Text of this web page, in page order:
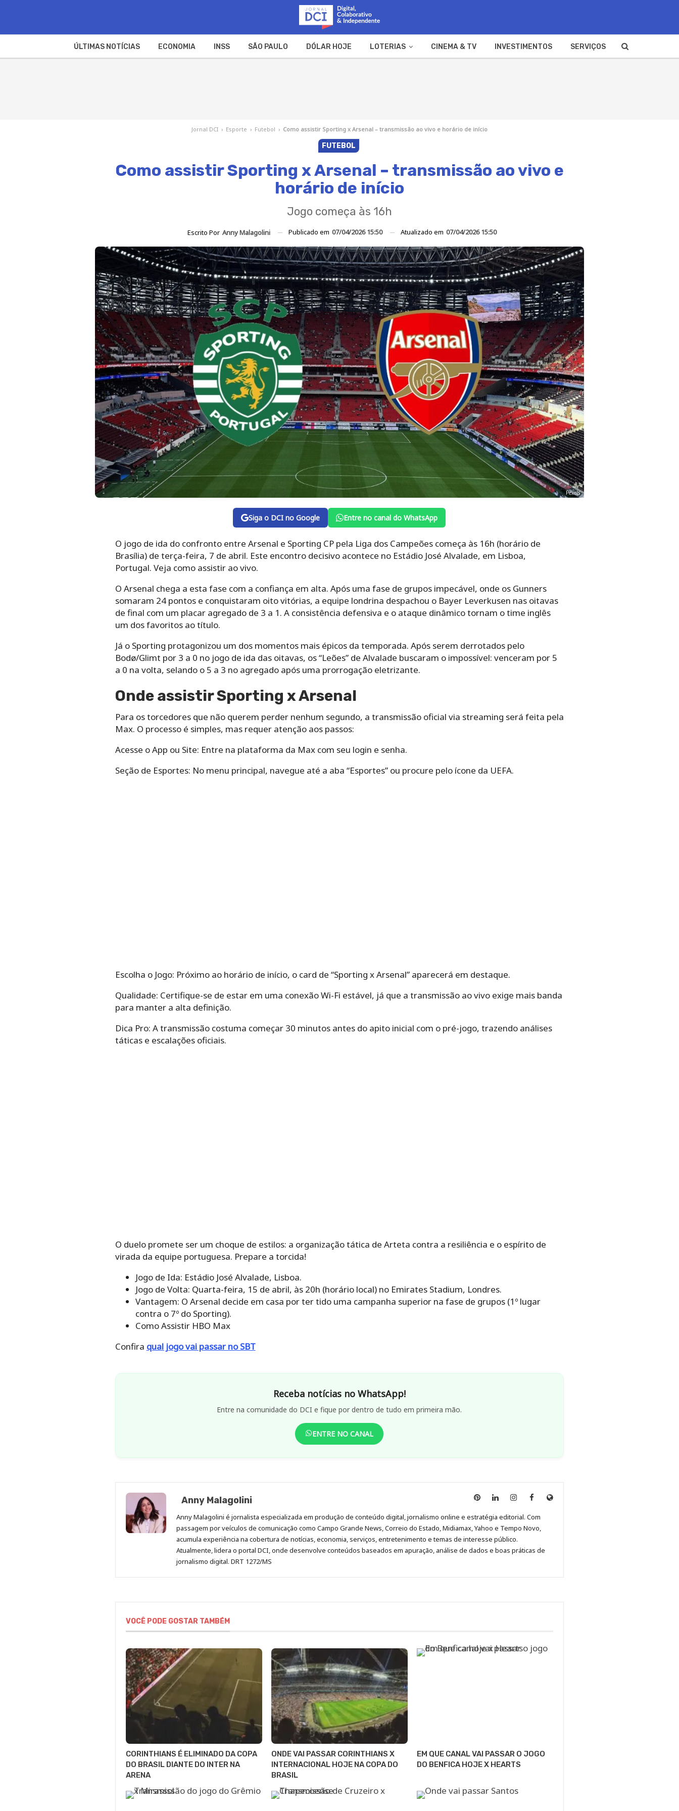
ÚLTIMAS NOTÍCIAS ECONOMIA INSS SÃO PAULO DÓLAR HOJE LOTERIAS CINEMA & TV INVESTIMENTOS SERVIÇOS
Jornal DCI › Esporte › Futebol › Como assistir Sporting x Arsenal – transmissão ao vivo e horário de início
FUTEBOL
Como assistir Sporting x Arsenal – transmissão ao vivo e
horário de início
Jogo começa às 16h
Escrito Por Anny Malagolini Publicado em 07/04/2026 15:50 Atualizado em 07/04/2026 15:50
Pexels
Siga o DCI no Google Entre no canal do WhatsApp
O jogo de ida do confronto entre Arsenal e Sporting CP pela Liga dos Campeões começa às 16h (horário de
Brasília) de terça-feira, 7 de abril. Este encontro decisivo acontece no Estádio José Alvalade, em Lisboa,
Portugal. Veja como assistir ao vivo.
O Arsenal chega a esta fase com a confiança em alta. Após uma fase de grupos impecável, onde os Gunners
somaram 24 pontos e conquistaram oito vitórias, a equipe londrina despachou o Bayer Leverkusen nas oitavas
de final com um placar agregado de 3 a 1. A consistência defensiva e o ataque dinâmico tornam o time inglês
um dos favoritos ao título.
Já o Sporting protagonizou um dos momentos mais épicos da temporada. Após serem derrotados pelo
Bodø/Glimt por 3 a 0 no jogo de ida das oitavas, os “Leões” de Alvalade buscaram o impossível: venceram por 5
a 0 na volta, selando o 5 a 3 no agregado após uma prorrogação eletrizante.
Onde assistir Sporting x Arsenal
Para os torcedores que não querem perder nenhum segundo, a transmissão oficial via streaming será feita pela
Max. O processo é simples, mas requer atenção aos passos:
Acesse o App ou Site: Entre na plataforma da Max com seu login e senha.
Seção de Esportes: No menu principal, navegue até a aba “Esportes” ou procure pelo ícone da UEFA.
Escolha o Jogo: Próximo ao horário de início, o card de “Sporting x Arsenal” aparecerá em destaque.
Qualidade: Certifique-se de estar em uma conexão Wi-Fi estável, já que a transmissão ao vivo exige mais banda
para manter a alta definição.
Dica Pro: A transmissão costuma começar 30 minutos antes do apito inicial com o pré-jogo, trazendo análises
táticas e escalações oficiais.
O duelo promete ser um choque de estilos: a organização tática de Arteta contra a resiliência e o espírito de
virada da equipe portuguesa. Prepare a torcida!
Jogo de Ida: Estádio José Alvalade, Lisboa.
Jogo de Volta: Quarta-feira, 15 de abril, às 20h (horário local) no Emirates Stadium, Londres.
Vantagem: O Arsenal decide em casa por ter tido uma campanha superior na fase de grupos (1º lugar
contra o 7º do Sporting).
Como Assistir HBO Max
Confira qual jogo vai passar no SBT
Receba notícias no WhatsApp!
Entre na comunidade do DCI e fique por dentro de tudo em primeira mão.
ENTRE NO CANAL
Anny Malagolini
Anny
no
Pinterest
Anny
no
LinkedIn
Anny
no
Instagram
Anny
no
Facebook
Site
Anny Malagolini é jornalista especializada em produção de conteúdo digital, jornalismo online e estratégia editorial. Com
passagem por veículos de comunicação como Campo Grande News, Correio do Estado, Midiamax, Yahoo e Tempo Novo,
acumula experiência na cobertura de notícias, economia, serviços, entretenimento e temas de interesse público.
Atualmente, lidera o portal DCI, onde desenvolve conteúdos baseados em apuração, análise de dados e boas práticas de
jornalismo digital. DRT 1272/MS
VOCÊ PODE GOSTAR TAMBÉM
CORINTHIANS É ELIMINADO DA COPA
DO BRASIL DIANTE DO INTER NA
ARENA
ONDE VAI PASSAR CORINTHIANS X
INTERNACIONAL HOJE NA COPA DO
BRASIL
EM QUE CANAL VAI PASSAR O JOGO
DO BENFICA HOJE X HEARTS